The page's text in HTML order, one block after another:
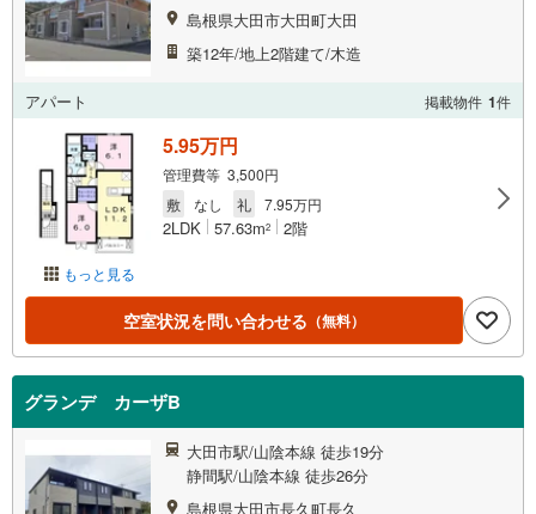
島根県大田市大田町大田
築12年/地上2階建て/木造
アパート 掲載物件 1件
もっと見る
5.95万円
管理費等 3,500円
敷
なし 礼 7.95万円
2LDK 57.63m2 2階
空室状況を問い合わせる （無料）
グランデ カーザB
大田市駅/山陰本線 徒歩19分
静間駅/山陰本線 徒歩26分
島根県大田市長久町長久